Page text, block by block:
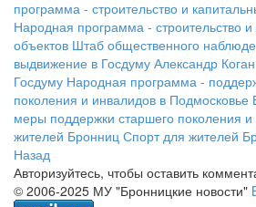
программа - строительство и
Народная программа - строительство
объектов Штаб общественного
выдвижение в Госдуму Александр
Госдуму Народная программа -
поколения и инвалидов в Подмосковье
меры поддержки старшего поколения и
жителей Бронниц Спорт для жителей
Назад
Авторизуйтесь, чтобы оставить
© 2006-2025 МУ "Бронницкие новости"